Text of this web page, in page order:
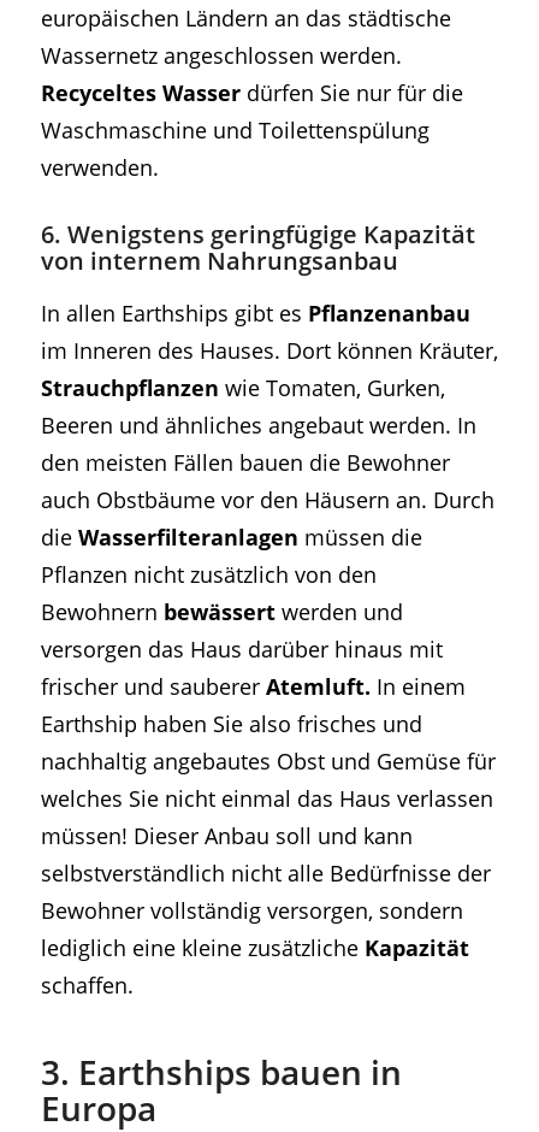
europäischen Ländern an das städtische
Wassernetz angeschlossen werden.
Recyceltes Wasserdürfen Sie nur für die
Waschmaschine und Toilettenspülung
verwenden.
6. Wenigstens geringfügige Kapazität
von internem Nahrungsanbau
In allen Earthships gibt es Pflanzenanbau
im Inneren des Hauses. Dort können Kräuter,
Strauchpflanzen wie Tomaten, Gurken,
Beeren und ähnliches angebaut werden. In
den meisten Fällen bauen die Bewohner
auch Obstbäume vor den Häusern an. Durch
die Wasserfilteranlagen müssen die
Pflanzen nicht zusätzlich von den
Bewohnern bewässertwerden und
versorgen das Haus darüber hinaus mit
frischer und sauberer Atemluft. In einem
Earthship haben Sie also frisches und
nachhaltig angebautes Obst und Gemüse für
welches Sie nicht einmal das Haus verlassen
müssen! Dieser Anbau soll und kann
selbstverständlich nicht alle Bedürfnisse der
Bewohner vollständig versorgen, sondern
lediglich eine kleine zusätzliche Kapazität
schaffen.
3. Earthships bauen in
Europa